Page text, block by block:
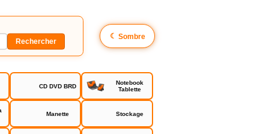
☾ Sombre
CD DVD BRD
Notebook
Tablette
Manette Stockage